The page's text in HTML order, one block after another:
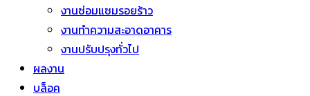
งานซ่อมแซมรอยร้าว
งานทำความสะอาดอาคาร
งานปรับปรุงทั่วไป
ผลงาน
บล็อค